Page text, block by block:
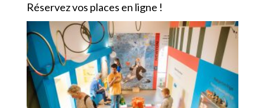
Réservez vos places en ligne !